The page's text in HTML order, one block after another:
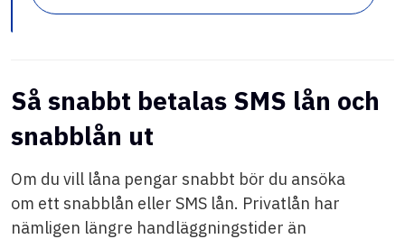
Så snabbt betalas SMS lån och
snabblån ut
Om du vill låna pengar snabbt bör du ansöka
om ett snabblån eller SMS lån. Privatlån har
nämligen längre handläggningstider än